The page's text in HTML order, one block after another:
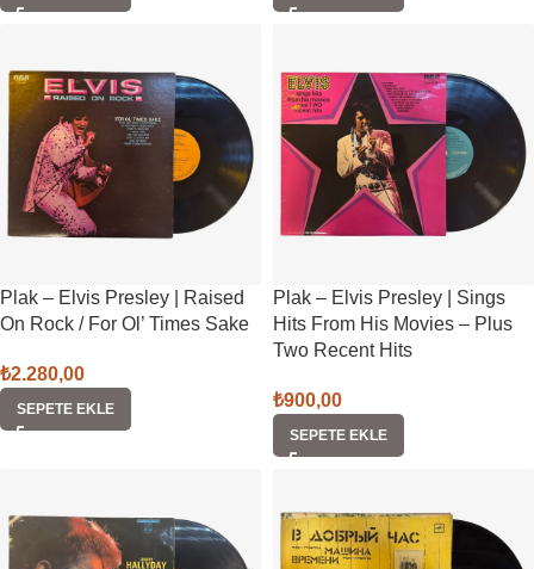
Plak – Elvis Presley | Raised
On Rock / For Ol’ Times Sake
₺2.280,00
SEPETE EKLE
Plak – Elvis Presley | Sings
Hits From His Movies – Plus
Two Recent Hits
₺900,00
SEPETE EKLE